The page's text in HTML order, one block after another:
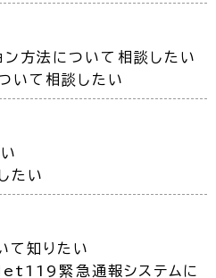
ン方法について相談したい
いて相談したい
たい
て知りたい
緊急通報システムに